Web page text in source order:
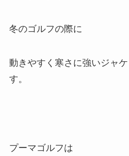
冬のゴルフの際に
動きやすく寒さに強いジャ
す。
プーマゴルフは